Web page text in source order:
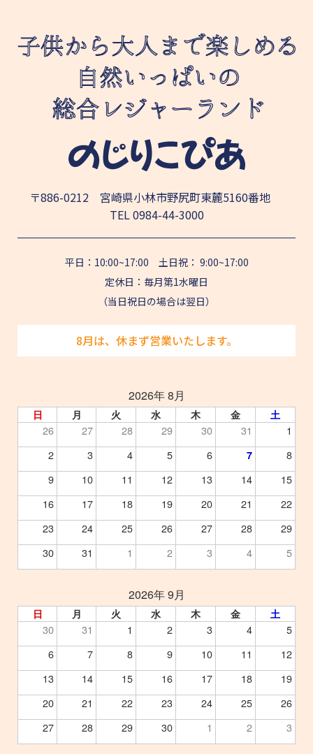
〒886-0212 宮崎県小林市野尻町東麓5160番地
TEL0984-44-3000
平日：10:00~17:00 土日祝： 9:00~17:00
定休日：毎月第1水曜日
（当日祝日の場合は翌日）
8月は、休まず営業いたします。
2026年 8月
日 月 火 水 木 金 土
26 27 28 29 30 31
1
2
3 4 5 6 7
8
9
10 11 12 13 14
15
16
17 18 19 20 21
22
23
24 25 26 27 28
29
30
31 1 2 3 4 5
2026年 9月
日 月 火 水 木 金 土
30 31 1 2 3 4
5
6
7 8 9 10 11
12
13
14 15 16 17 18
19
20
21 22 23 24 25
26
27
28 29 30 1 2 3